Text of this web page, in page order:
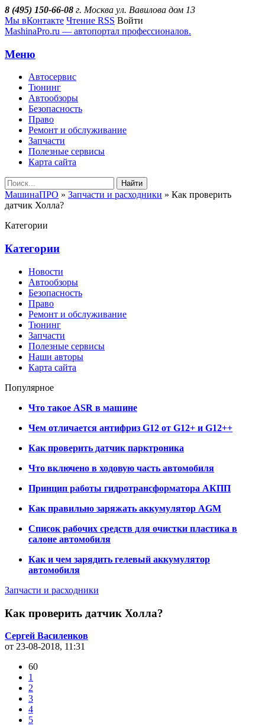
8 (495) 150-66-08 г. Москва ул. Вавилова дом 13
Мы вКонтакте Чтение RSS Войти
MashinaPro.ru — автопортал профессионалов.
Меню
Автосервис
Тюнинг
Автообзоры
Безопасность
Право
Ремонт и обслуживание
Запчасти
Полезные сервисы
Карта сайта
Найти
МашинаПРО » Запчасти и расходники » Как проверить
датчик Холла?
Категории
Категории
Новости
Автообзоры
Безопасность
Право
Ремонт и обслуживание
Тюнинг
Запчасти
Полезные сервисы
Наши авторы
Карта сайта
Популярное
Что такое ASR в машине
Чем отличается антифриз G12 от G12+ и G12++
Как проверить датчик парктроника
Что включено в ходовую часть автомобиля
Принцип работы гидротрансформатора АКПП
Как правильно заряжать аккумулятор AGM
Список рабочих средств для очистки пластика в
салоне автомобиля
Как и чем зарядить гелевый аккумулятор
автомобиля
Запчасти и расходники
Как проверить датчик Холла?
Сергей Василенков
от 23-08-2018, 11:31
60
1
2
3
4
5